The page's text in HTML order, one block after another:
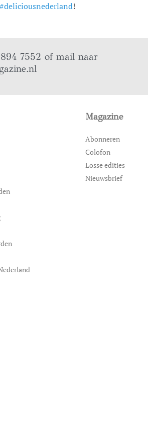
#deliciousnederland!
7552 of mail naar
Magazine
Abonneren
Colofon
Losse edities
Nieuwsbrief